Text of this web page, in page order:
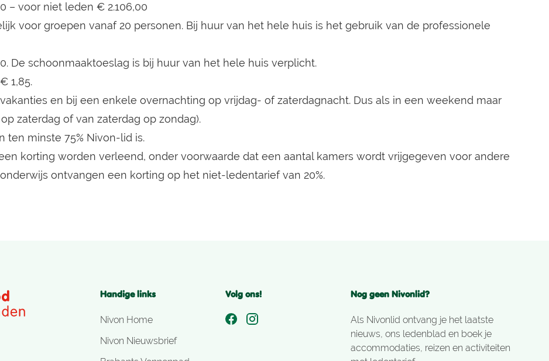
– voor niet leden € 2.106,00
voor groepen vanaf 20 personen. Bij huur van het hele huis is het gebruik van de professionele
De schoonmaaktoeslag is bij huur van het hele huis verplicht.
1,85.
en bij een enkele overnachting op vrijdag- of zaterdagnacht. Dus als in een weekend maar
zaterdag of van zaterdag op zondag).
ten minste 75% Nivon-lid is.
korting worden verleend, onder voorwaarde dat een aantal kamers wordt vrijgegeven voor andere
ontvangen een korting op het niet-ledentarief van 20%.
Handige links
Nivon Home
Nivon Nieuwsbrief
Volg ons! Nog geen Nivonlid?
Als Nivonlid ontvang je het laatste
nieuws, ons ledenblad en boek je
accommodaties, reizen en activiteiten